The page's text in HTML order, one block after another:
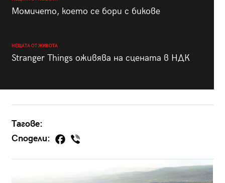
Момичето, което се бори с бикове
НЕЩАТА ОТ ЖИВОТА
Stranger Things оживява на сцената в НДК
Тагове:
Сподели: